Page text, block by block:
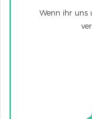
Wenn ihr